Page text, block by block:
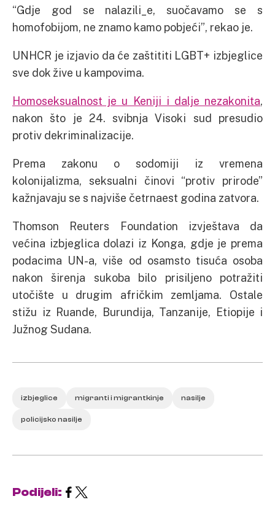
“Gdje god se nalazili_e, suočavamo se s
homofobijom, ne znamo kamo pobjeći”, rekao je.
UNHCR je izjavio da će zaštititi LGBT+ izbjeglice
sve dok žive u kampovima.
Homoseksualnost je u Keniji i dalje nezakonita,
nakon što je 24. svibnja Visoki sud presudio
protiv dekriminalizacije.
Prema zakonu o sodomiji iz vremena
kolonijalizma, seksualni činovi “protiv prirode”
kažnjavaju se s najviše četrnaest godina zatvora.
Thomson Reuters Foundation izvještava da
većina izbjeglica dolazi iz Konga, gdje je prema
podacima UN-a, više od osamsto tisuća osoba
nakon širenja sukoba bilo prisiljeno potražiti
utočište u drugim afričkim zemljama. Ostale
stižu iz Ruande, Burundija, Tanzanije, Etiopije i
Južnog Sudana.
izbjeglice migranti i migrantkinje nasilje
policijsko nasilje
Podijeli: